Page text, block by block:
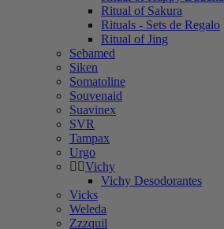
Ritual of Sakura
Rituals - Sets de Regalo
Ritual of Jing
Sebamed
Siken
Somatoline
Souvenaid
Suavinex
SVR
Tampax
Urgo
Vichy
Vichy Desodorantes
Vicks
Weleda
Zzzquil